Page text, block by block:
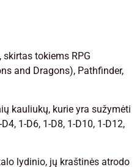
tokiems RPG
and Dragons), Pathfinder,
kauliukų, kurie yra sužymėti
1-D6, 1-D8, 1-D10, 1-D12,
lydinio, jų kraštinės atrodo